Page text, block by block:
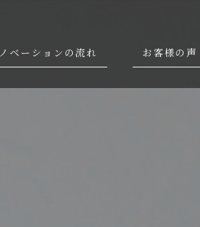
ベーションの流れ お客様の声